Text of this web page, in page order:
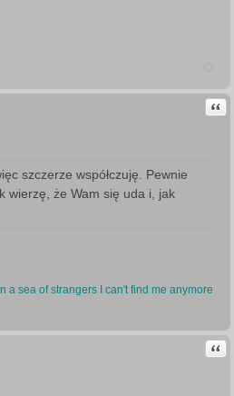
Cytuj
szczerze współczuję. Pewnie
wierzę, że Wam się uda i, jak
In a sea of strangers I can't find me anymore
Cytuj